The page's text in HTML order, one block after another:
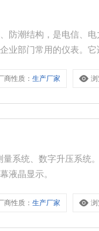
防潮结构，是电信、
业部门常用的仪表。
商性质：生产厂家 浏
系统、数字升压系统
液晶显示。
商性质：生产厂家 浏